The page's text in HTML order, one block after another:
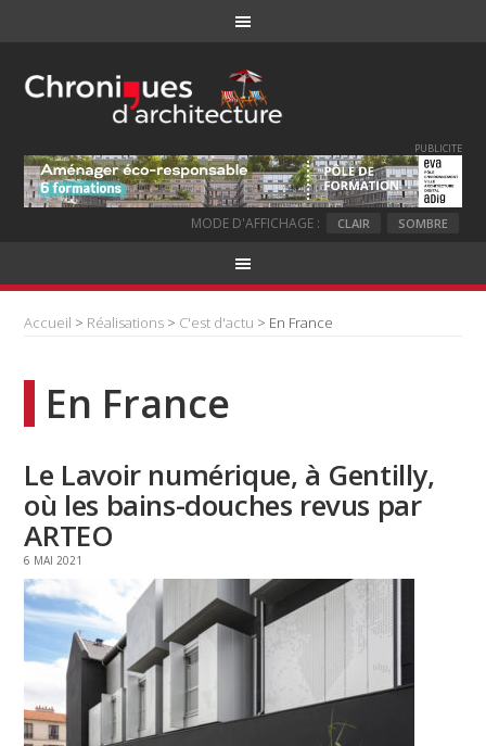
PUBLICITE
MODE D'AFFICHAGE : CLAIR SOMBRE
Accueil > Réalisations > C'est d'actu > En France
En France
Le Lavoir numérique, à Gentilly,
où les bains-douches revus par
ARTEO
6 MAI 2021